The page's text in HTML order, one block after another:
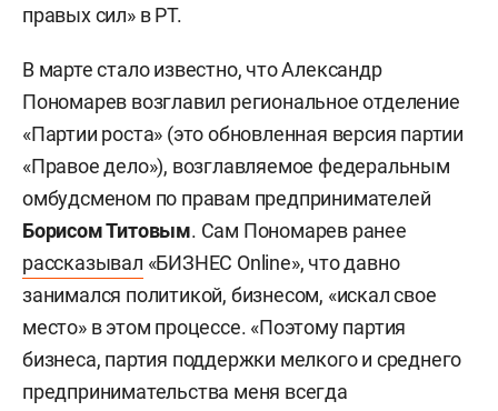
правых сил» в РТ.
В марте стало известно, что Александр
Пономарев возглавил региональное отделение
«Партии роста» (это обновленная версия партии
«Правое дело»), возглавляемое федеральным
омбудсменом по правам предпринимателей
Борисом Титовым. Сам Пономарев ранее
рассказывал «БИЗНЕС Online», что давно
занимался политикой, бизнесом, «искал свое
место» в этом процессе. «Поэтому партия
бизнеса, партия поддержки мелкого и среднего
предпринимательства меня всегда